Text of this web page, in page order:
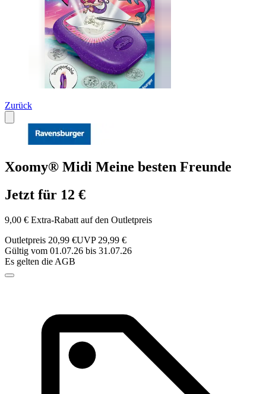
Zurück
Xoomy® Midi Meine besten Freunde
Jetzt für 12 €
9,00 € Extra-Rabatt auf den Outletpreis
Outletpreis 20,99 €UVP 29,99 €
Gültig vom 01.07.26 bis 31.07.26
Es gelten die AGB